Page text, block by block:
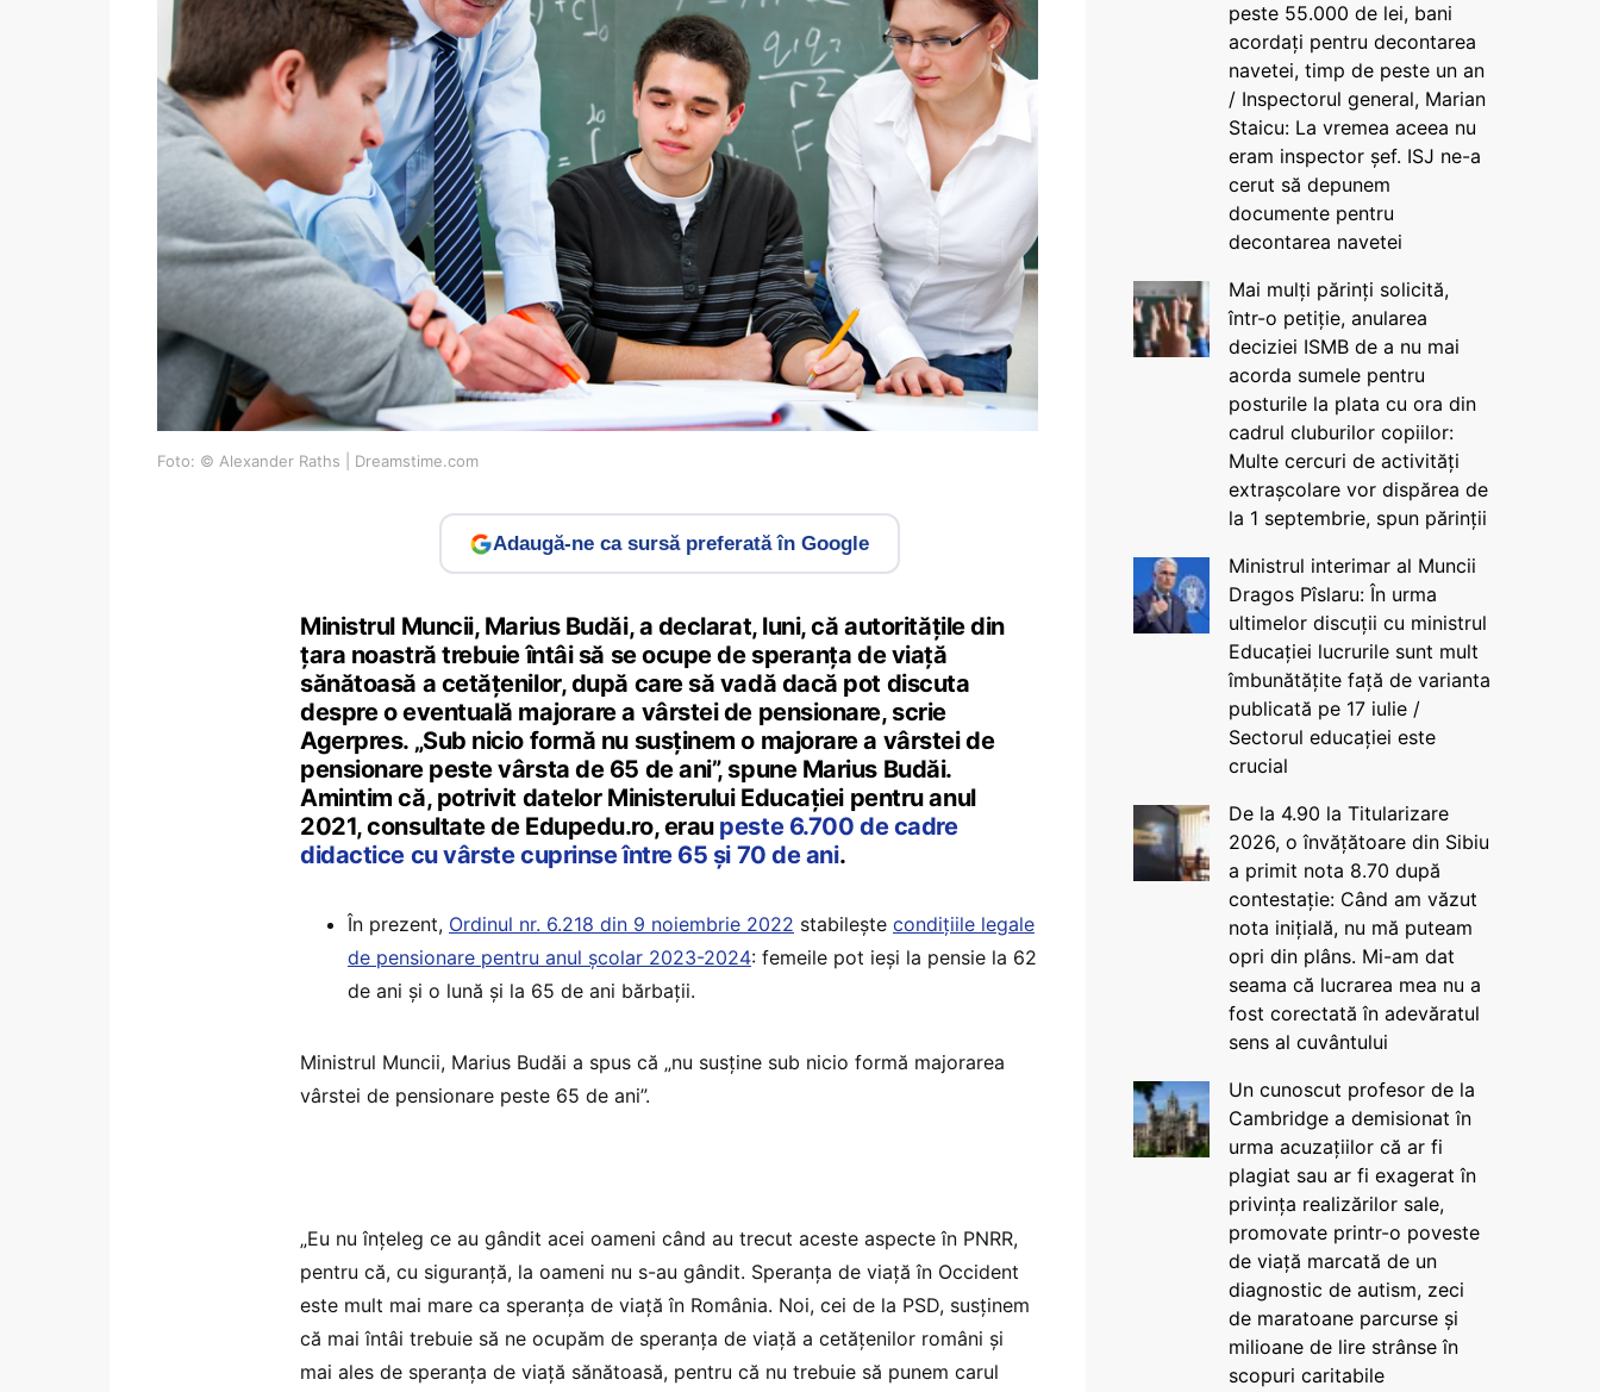
Foto: © Alexander Raths | Dreamstime.com
Adaugă-ne ca sursă preferată în Google
Ministrul Muncii, Marius Budăi, a declarat, luni, că autorităţile din
ţara noastră trebuie întâi să se ocupe de speranţa de viaţă
sănătoasă a cetăţenilor, după care să vadă dacă pot discuta
despre o eventuală majorare a vârstei de pensionare, scrie
Agerpres. „Sub nicio formă nu susţinem o majorare a vârstei de
pensionare peste vârsta de 65 de ani”, spune Marius Budăi.
Amintim că, potrivit datelor Ministerului Educației pentru anul
2021, consultate de Edupedu.ro, erau peste 6.700 de cadre
didactice cu vârste cuprinse între 65 și 70 de ani.
În prezent, Ordinul nr. 6.218 din 9 noiembrie 2022 stabilește condițiile legale
de pensionare pentru anul școlar 2023-2024: femeile pot ieși la pensie la 62
de ani și o lună și la 65 de ani bărbații.
Ministrul Muncii, Marius Budăi a spus că „nu susţine sub nicio formă majorarea
vârstei de pensionare peste 65 de ani”.
„Eu nu înţeleg ce au gândit acei oameni când au trecut aceste aspecte în PNRR,
pentru că, cu siguranţă, la oameni nu s-au gândit. Speranţa de viaţă în Occident
este mult mai mare ca speranţa de viaţă în România. Noi, cei de la PSD, susţinem
că mai întâi trebuie să ne ocupăm de speranţa de viaţă a cetăţenilor români şi
mai ales de speranţa de viaţă sănătoasă, pentru că nu trebuie să punem carul
peste 55.000 de lei, bani
acordați pentru decontarea
navetei, timp de peste un an
/ Inspectorul general, Marian
Staicu: La vremea aceea nu
eram inspector șef. ISJ ne-a
cerut să depunem
documente pentru
decontarea navetei
Mai mulți părinți solicită,
într-o petiție, anularea
deciziei ISMB de a nu mai
acorda sumele pentru
posturile la plata cu ora din
cadrul cluburilor copiilor:
Multe cercuri de activități
extrașcolare vor dispărea de
la 1 septembrie, spun părinții
Ministrul interimar al Muncii
Dragos Pîslaru: În urma
ultimelor discuții cu ministrul
Educației lucrurile sunt mult
îmbunătățite față de varianta
publicată pe 17 iulie /
Sectorul educației este
crucial
De la 4.90 la Titularizare
2026, o învățătoare din Sibiu
a primit nota 8.70 după
contestație: Când am văzut
nota inițială, nu mă puteam
opri din plâns. Mi-am dat
seama că lucrarea mea nu a
fost corectată în adevăratul
sens al cuvântului
Un cunoscut profesor de la
Cambridge a demisionat în
urma acuzațiilor că ar fi
plagiat sau ar fi exagerat în
privința realizărilor sale,
promovate printr-o poveste
de viață marcată de un
diagnostic de autism, zeci
de maratoane parcurse și
milioane de lire strânse în
scopuri caritabile